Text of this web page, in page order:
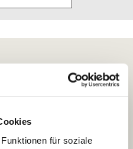
für soziale
von haut.de bietet
Inhaltsstoffen - auf
Beispiel dem
für